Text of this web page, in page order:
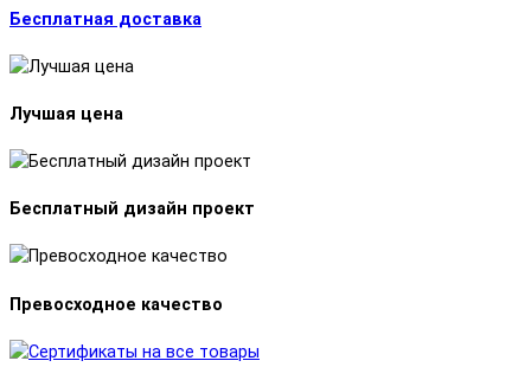
Бесплатная доставка
Лучшая цена
Бесплатный дизайн проект
Превосходное качество